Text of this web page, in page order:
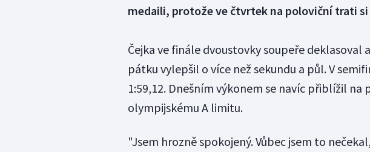
medaili, protože ve čtvrtek na poloviční trati
Čejka ve finále dvoustovky soupeře deklasoval
pátku vylepšil o více než sekundu a půl. V
1:59,12. Dnešním výkonem se navíc přiblížil na
olympijskému A limitu.
"Jsem hrozně spokojený. Vůbec jsem to